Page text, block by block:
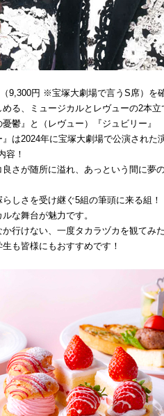
9,300円 ※宝塚大劇場で言うS席）を
る、ミュージカルとレヴューの2本立
鬱』と（レヴュー）『ジュビリー』
は2024年に宝塚大劇場で公演された
容！
さが随所に溢れ、あっという間に夢
しさを受け継ぐ5組の筆頭に来る組！
な舞台が魅力です。
行けない、一度タカラヅカを観てみ
も皆様にもおすすめです！